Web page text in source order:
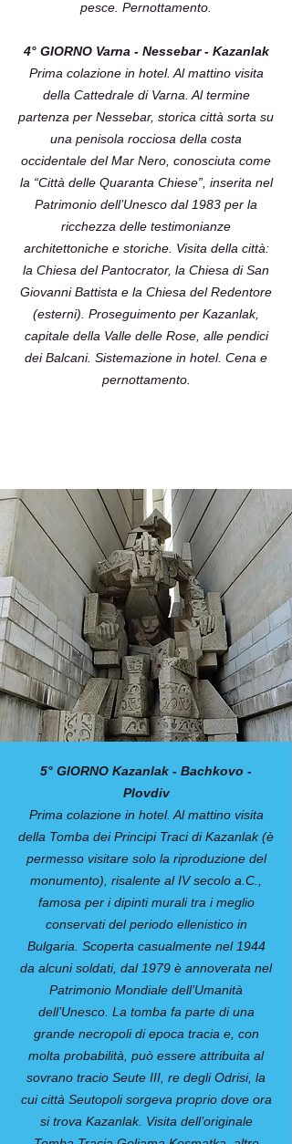
pesce. Pernottamento.
4° GIORNO Varna - Nessebar - Kazanlak
Prima colazione in hotel. Al mattino visita
della Cattedrale di Varna. Al termine
partenza per Nessebar, storica città sorta su
una penisola rocciosa della costa
occidentale del Mar Nero, conosciuta come
la “Città delle Quaranta Chiese”, inserita nel
Patrimonio dell’Unesco dal 1983 per la
ricchezza delle testimonianze
architettoniche e storiche. Visita della città:
la Chiesa del Pantocrator, la Chiesa di San
Giovanni Battista e la Chiesa del Redentore
(esterni). Proseguimento per Kazanlak,
capitale della Valle delle Rose, alle pendici
dei Balcani. Sistemazione in hotel. Cena e
pernottamento.
5° GIORNO Kazanlak - Bachkovo -
Plovdiv
Prima colazione in hotel. Al mattino visita
della Tomba dei Principi Traci di Kazanlak (è
permesso visitare solo la riproduzione del
monumento), risalente al IV secolo a.C.,
famosa per i dipinti murali tra i meglio
conservati del periodo ellenistico in
Bulgaria. Scoperta casualmente nel 1944
da alcuni soldati, dal 1979 è annoverata nel
Patrimonio Mondiale dell’Umanità
dell’Unesco. La tomba fa parte di una
grande necropoli di epoca tracia e, con
molta probabilità, può essere attribuita al
sovrano tracio Seute III, re degli Odrisi, la
cui città Seutopoli sorgeva proprio dove ora
si trova Kazanlak. Visita dell’originale